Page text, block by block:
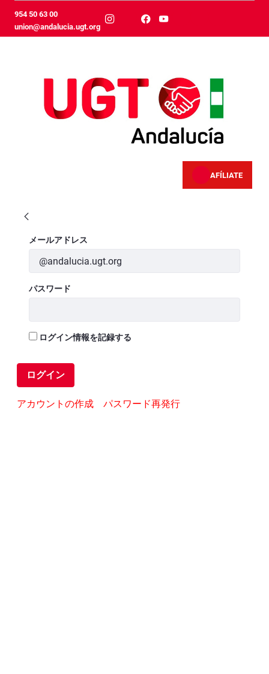
メインコンテンツにスキップ
954 50 63 00
union@andalucia.ugt.org
AFÍLIATE
ログイン
メールアドレス
パスワード
ログイン情報を記録する
ログイン
アカウントの作成 パスワード再発行